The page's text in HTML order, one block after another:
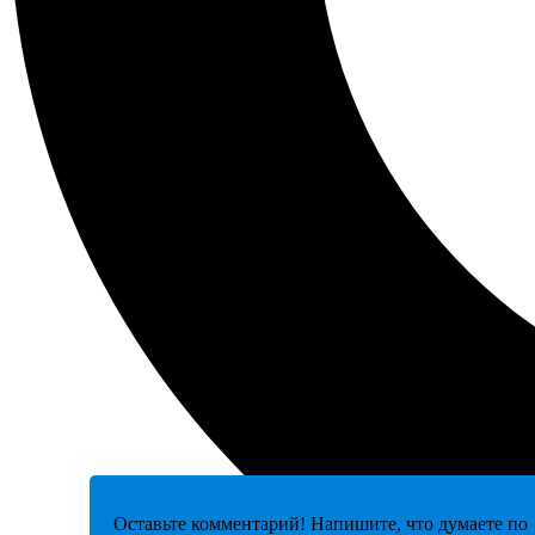
Оставьте комментарий! Напишите, что думаете по